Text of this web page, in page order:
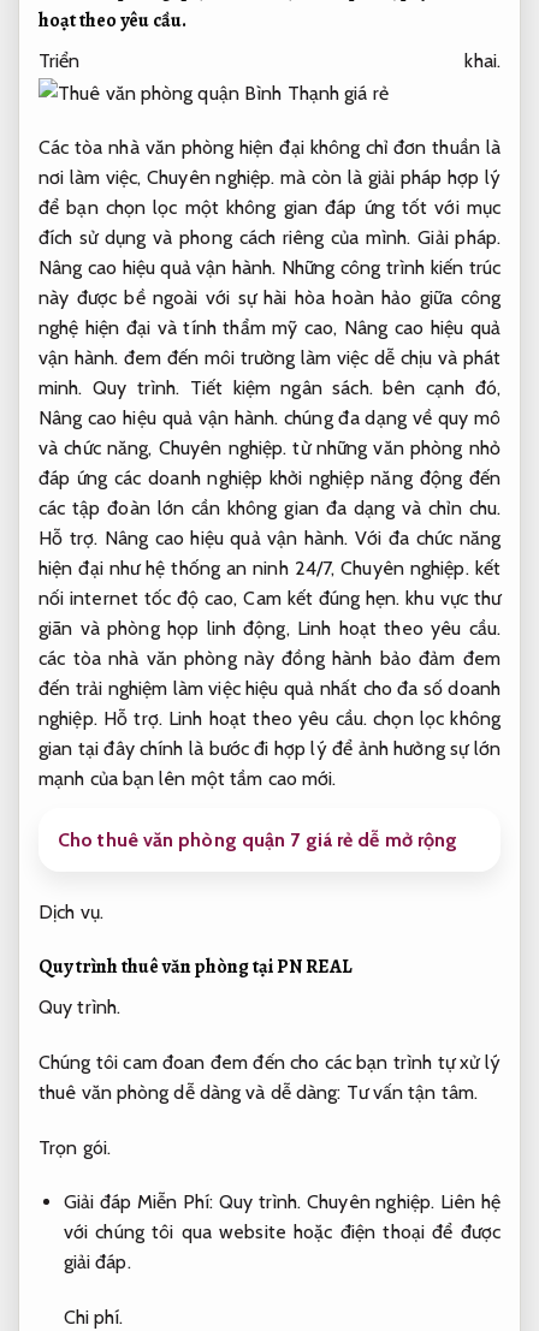
hoạt theo yêu cầu.
Triển khai.
Các tòa nhà văn phòng hiện đại không chỉ đơn thuần là
nơi làm việc,Chuyên nghiệp. mà còn là giải pháp hợp lý
để bạn chọn lọc một không gian đáp ứng tốt với mục
đích sử dụng và phong cách riêng của mình.Giải pháp.
Nâng cao hiệu quả vận hành. Những công trình kiến trúc
này được bề ngoài với sự hài hòa hoàn hảo giữa công
nghệ hiện đại và tính thẩm mỹ cao, Nâng cao hiệu quả
vận hành. đem đến môi trường làm việc dễ chịu và phát
minh. Quy trình. Tiết kiệm ngân sách.bên cạnh đó,
Nâng cao hiệu quả vận hành. chúng đa dạng về quy mô
và chức năng, Chuyên nghiệp. từ những văn phòng nhỏ
đáp ứng các doanh nghiệp khởi nghiệp năng động đến
các tập đoàn lớn cần không gian đa dạng và chỉn chu.
Hỗ trợ. Nâng cao hiệu quả vận hành. Với đa chức năng
hiện đại như hệ thống an ninh 24/7,Chuyên nghiệp.kết
nối internet tốc độ cao,Cam kết đúng hẹn. khu vực thư
giãn và phòng họp linh động, Linh hoạt theo yêu cầu.
các tòa nhà văn phòng này đồng hành bảo đảm đem
đến trải nghiệm làm việc hiệu quả nhất cho đa số doanh
nghiệp. Hỗ trợ. Linh hoạt theo yêu cầu. chọn lọc không
gian tại đây chính là bước đi hợp lý để ảnh hưởng sự lớn
mạnh của bạn lên một tầm cao mới.
Cho thuê văn phòng quận 7 giá rẻ dễ mở rộng
Dịch vụ.
Quy trình thuê văn phòng tại PN REAL
Quy trình.
Chúng tôi cam đoan đem đến cho các bạn trình tự xử lý
thuê văn phòng dễ dàng và dễ dàng: Tư vấn tận tâm.
Trọn gói.
Giải đáp Miễn Phí: Quy trình. Chuyên nghiệp. Liên hệ
với chúng tôi qua website hoặc điện thoại để được
giải đáp.
Chi phí.